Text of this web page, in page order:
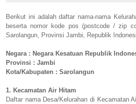
Berikut ini adalah daftar nama-nama
beserta nomor kode pos (postcode / zip
Sarolangun, Provinsi Jambi, Republik
Negara : Negara Kesatuan Republik
Provinsi : Jambi
Kota/Kabupaten : Sarolangun
1. Kecamatan Air Hitam
Daftar nama Desa/Kelurahan di Kecamatan